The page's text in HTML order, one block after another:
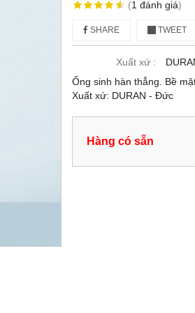
(1đánh giá)
SHARE TWEET
Xuất xứ :
Ống sinh hàn thẳng. Bề
Xuất xứ: DURAN - Đức
Hàng có sẵn